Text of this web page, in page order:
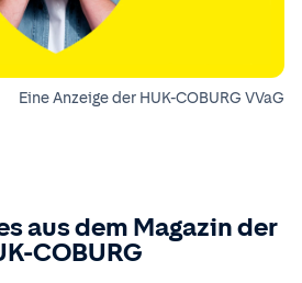
Eine Anzeige der HUK-COBURG VVaG
aus dem Magazin der
COBURG